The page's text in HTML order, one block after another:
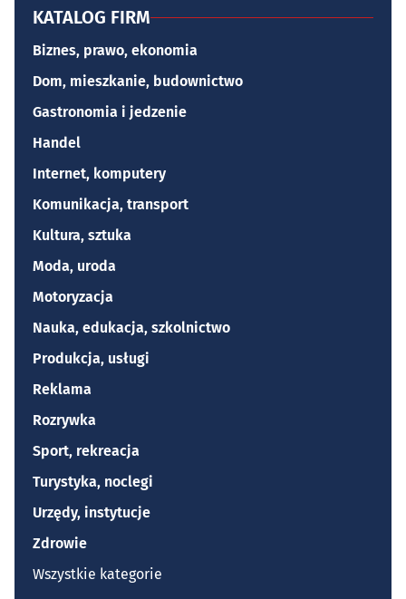
KATALOG FIRM
Biznes, prawo, ekonomia
Dom, mieszkanie, budownictwo
Gastronomia i jedzenie
Handel
Internet, komputery
Komunikacja, transport
Kultura, sztuka
Moda, uroda
Motoryzacja
Nauka, edukacja, szkolnictwo
Produkcja, usługi
Reklama
Rozrywka
Sport, rekreacja
Turystyka, noclegi
Urzędy, instytucje
Zdrowie
Wszystkie kategorie